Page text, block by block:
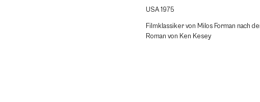
USA 1975
Filmklassiker von Milos Forman nach
Roman von Ken Kesey